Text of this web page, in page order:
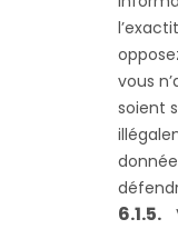
vous
soient